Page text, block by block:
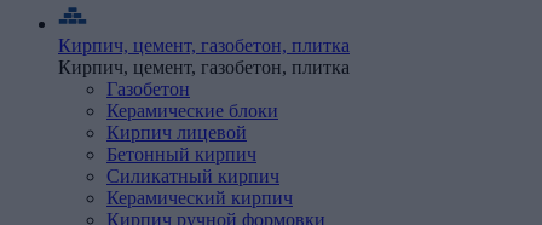
Кирпич, цемент, газобетон, плитка
Кирпич, цемент, газобетон, плитка
Газобетон
Керамические блоки
Кирпич лицевой
Бетонный кирпич
Силикатный кирпич
Керамический кирпич
Кирпич ручной формовки